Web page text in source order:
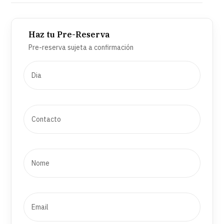
Haz tu Pre-Reserva
Pre-reserva sujeta a confirmación